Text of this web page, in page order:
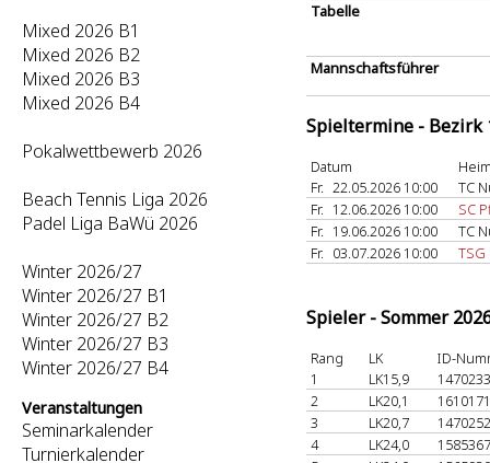
Mixed 2026 B1
Mixed 2026 B2
Mixed 2026 B3
Mixed 2026 B4
Pokalwettbewerb 2026
Beach Tennis Liga 2026
Padel Liga BaWü 2026
Winter 2026/27
Winter 2026/27 B1
Winter 2026/27 B2
Winter 2026/27 B3
Winter 2026/27 B4
Veranstaltungen
Seminarkalender
Turnierkalender
Tabelle
Mannschaftsführer
Spieltermine - Bezirk
Datum
Fr. 22.05.2026 10:00
TC
Fr. 12.06.2026 10:00
SC
Fr. 19.06.2026 10:00
TC
Fr. 03.07.2026 10:00
Spieler - Sommer
Rang LK
ID-
1
LK15,9
2
LK20,1
3
LK20,7
4
LK24,0